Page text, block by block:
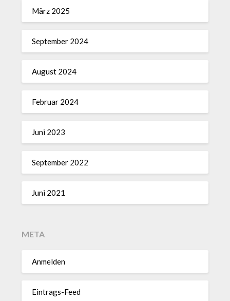
März 2025
September 2024
August 2024
Februar 2024
Juni 2023
September 2022
Juni 2021
META
Anmelden
Eintrags-Feed